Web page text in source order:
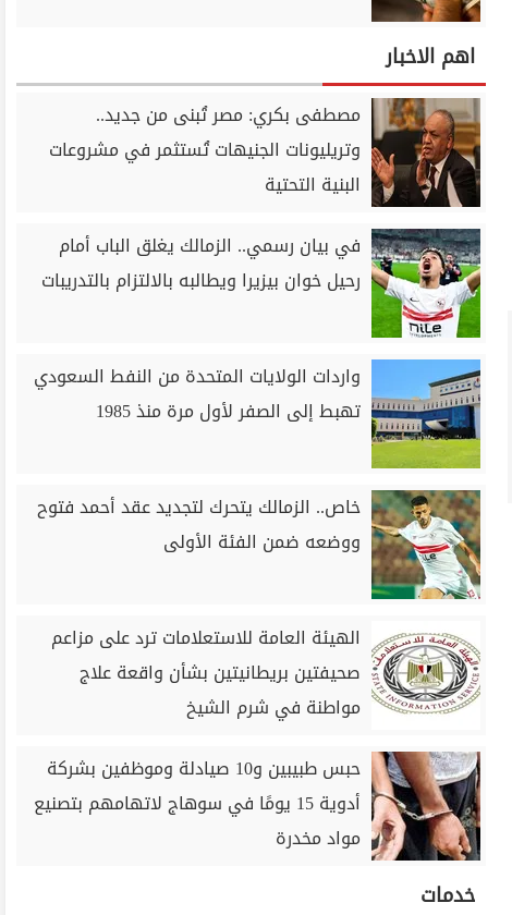
اهم الاخبار
مصطفى بكري: مصر تُبنى من جديد..
وتريليونات الجنيهات تُستثمر في مشروعات
البنية التحتية
في بيان رسمي.. الزمالك يغلق الباب أمام
رحيل خوان بيزيرا ويطالبه بالالتزام بالتدريبات
واردات الولايات المتحدة من النفط السعودي
تهبط إلى الصفر لأول مرة منذ 1985
خاص.. الزمالك يتحرك لتجديد عقد أحمد فتوح
ووضعه ضمن الفئة الأولى
الهيئة العامة للاستعلامات ترد على مزاعم
صحيفتين بريطانيتين بشأن واقعة علاج
مواطنة في شرم الشيخ
حبس طبيبين و10 صيادلة وموظفين بشركة
أدوية 15 يومًا في سوهاج لاتهامهم بتصنيع
مواد مخدرة
خدمات